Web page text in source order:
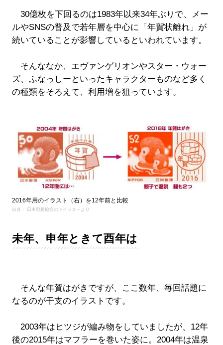
30億枚を下回るのは1983年以来34年ぶりで、メー
ルやSNSの普及で若年層を中心に「年賀状離れ」が
続いていることが影響しているといわれています。
そんななか、エヴァンゲリオンやスター・ウォー
ズ、ふなっしーといったキャラクターものなど多く
の種類をそろえて、利用増を狙っています。
2016年用のイラスト（右）を12年前と比較
出典： 日本郵趣協会のツイッターより
未年、申年ときて酉年は
そんな年賀はがきですが、ここ数年、毎回話題に
なるのが干支のイラストです。
2003年はヒツジが編み物をしていましたが、12年
後の2015年はマフラーを巻いた姿に。2004年は温泉